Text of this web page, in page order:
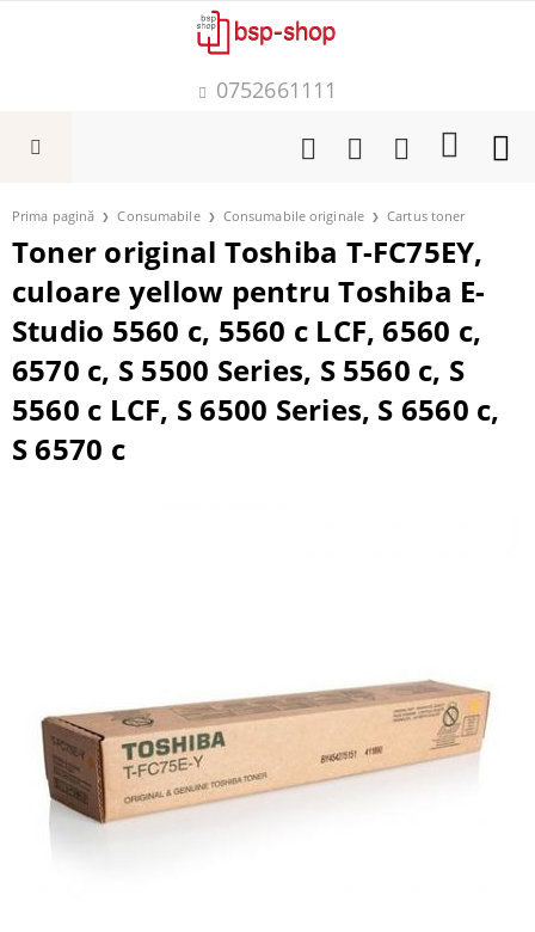
0752661111
Prima pagină Consumabile Consumabile originale Cartus toner
Toner original Toshiba T-FC75EY,
culoare yellow pentru Toshiba E-
Studio 5560 c, 5560 c LCF, 6560 c,
6570 c, S 5500 Series, S 5560 c, S
5560 c LCF, S 6500 Series, S 6560 c,
S 6570 c